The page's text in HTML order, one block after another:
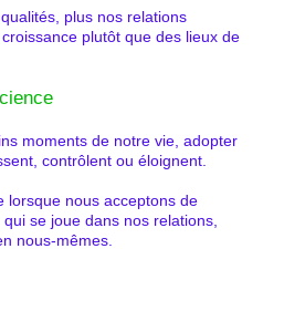
plus nos relations
plutôt que des lieux de
moments de notre vie, adopter
contrôlent ou éloignent.
lorsque nous acceptons de
se joue dans nos relations,
nous-mêmes.